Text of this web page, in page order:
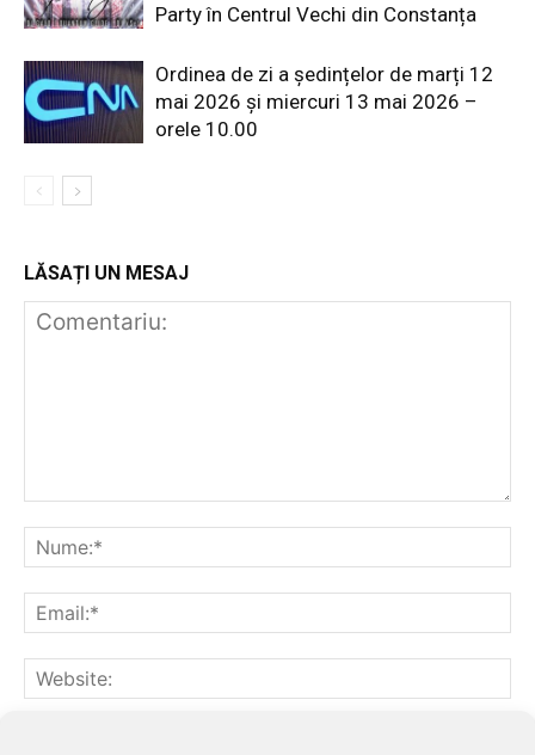
Party în Centrul Vechi din Constanța
Ordinea de zi a ședințelor de marți 12
mai 2026 și miercuri 13 mai 2026 –
orele 10.00
LĂSAȚI UN MESAJ